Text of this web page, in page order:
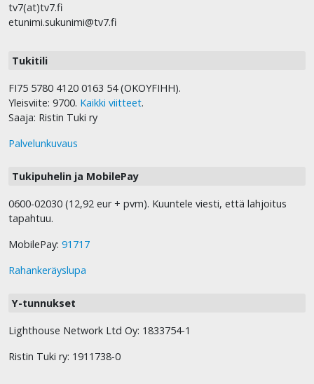
tv7(at)tv7.fi
etunimi.sukunimi@tv7.fi
Tukitili
FI75 5780 4120 0163 54 (OKOYFIHH).
Yleisviite: 9700. Kaikki viitteet.
Saaja: Ristin Tuki ry
Palvelunkuvaus
Tukipuhelin ja MobilePay
0600-02030 (12,92 eur + pvm). Kuuntele viesti, että lahjoitus
tapahtuu.
MobilePay: 91717
Rahankeräyslupa
Y-tunnukset
Lighthouse Network Ltd Oy: 1833754-1
Ristin Tuki ry: 1911738-0